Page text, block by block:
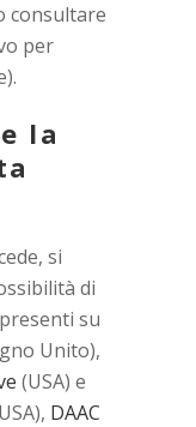
consultare
per
la
si
di
su
Unito),
(USA) e
DAAC